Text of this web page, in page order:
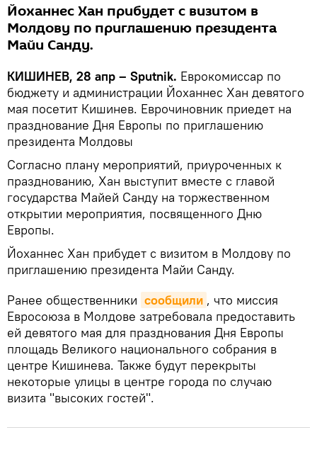
Йоханнес Хан прибудет с визитом в
Молдову по приглашению президента
Майи Санду.
КИШИНЕВ, 28 апр – Sputnik. Еврокомиссар по
бюджету и администрации Йоханнес Хан девятого
мая посетит Кишинев. Еврочиновник приедет на
празднование Дня Европы по приглашению
президента Молдовы
Согласно плану мероприятий, приуроченных к
празднованию, Хан выступит вместе с главой
государства Майей Санду на торжественном
открытии мероприятия, посвященного Дню
Европы.
Йоханнес Хан прибудет с визитом в Молдову по
приглашению президента Майи Санду.
Ранее общественники сообщили , что миссия
Евросоюза в Молдове затребовала предоставить
ей девятого мая для празднования Дня Европы
площадь Великого национального собрания в
центре Кишинева. Также будут перекрыты
некоторые улицы в центре города по случаю
визита "высоких гостей".